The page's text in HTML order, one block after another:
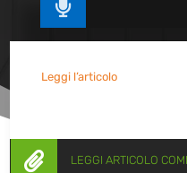

Leggi l’articolo
 LEGGI ARTICOLO